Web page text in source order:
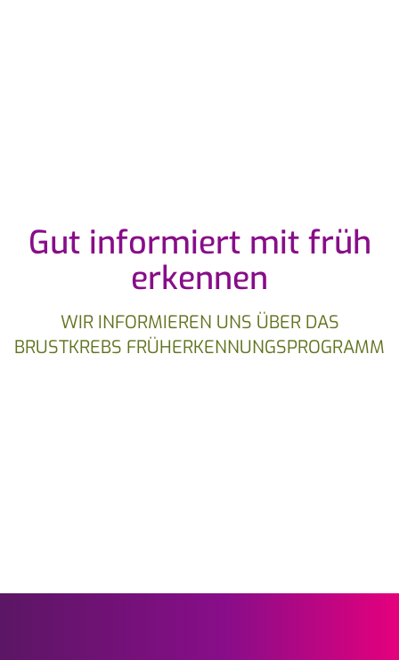
Gut informiert mit früh
erkennen
WIR INFORMIEREN UNS ÜBER DAS
BRUSTKREBS FRÜHERKENNUNGSPROGRAMM